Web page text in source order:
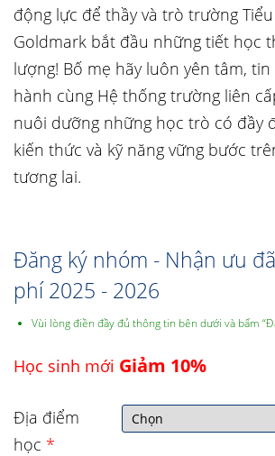
động lực để thầy và trò trường
Goldmark bắt đầu những tiết học
lượng! Bố mẹ hãy luôn yên tâm,
hành cùng Hệ thống trường liên
nuôi dưỡng những học trò có đầy
kiến thức và kỹ năng vững bước
tương lai.
Đăng ký nhóm - Nhận ưu
phí 2025 - 2026
Vùi lòng điền đầy đủ thông tin bên dưới và bấm
Học sinh mới Giảm 10%
Địa điểm
học *